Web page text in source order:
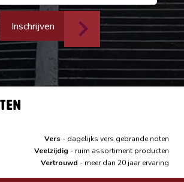
Inschrijven
Vers - dagelijks vers gebrande noten
Veelzijdig - ruim assortiment producten
Vertrouwd - meer dan 20 jaar ervaring